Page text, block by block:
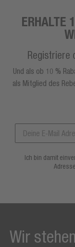
ERHALTE
Registriere
Und als ob 10 %
als Mitglied des
Ich bin damit
Wir